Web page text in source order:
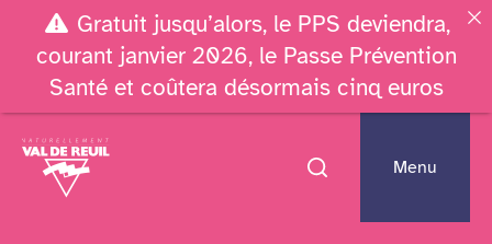
Menu
Gratuit jusqu’alors, le PPS deviendra,
courant janvier 2026, le Passe Prévention
Santé et coûtera désormais cinq euros